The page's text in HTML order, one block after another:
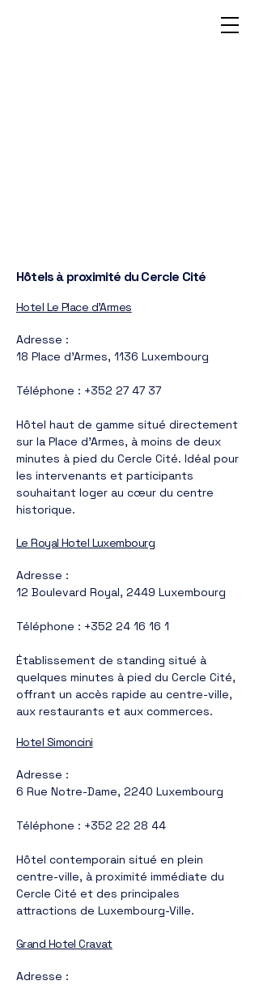
Hôtels à proximité du Cercle Cité
Hotel Le Place d'Armes
Adresse :
18 Place d'Armes, 1136 Luxembourg
Téléphone : +352 27 47 37
Hôtel haut de gamme situé directement
sur la Place d'Armes, à moins de deux
minutes à pied du Cercle Cité. Idéal pour
les intervenants et participants
souhaitant loger au cœur du centre
historique.
Le Royal Hotel Luxembourg
Adresse :
12 Boulevard Royal, 2449 Luxembourg
Téléphone : +352 24 16 16 1
Établissement de standing situé à
quelques minutes à pied du Cercle Cité,
offrant un accès rapide au centre-ville,
aux restaurants et aux commerces.
Hotel Simoncini
Adresse :
6 Rue Notre-Dame, 2240 Luxembourg
Téléphone : +352 22 28 44
Hôtel contemporain situé en plein
centre-ville, à proximité immédiate du
Cercle Cité et des principales
attractions de Luxembourg-Ville.
Grand Hotel Cravat
Adresse :